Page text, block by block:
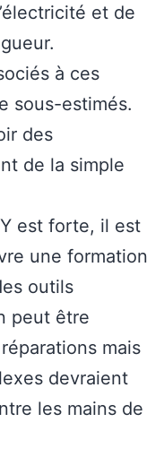
et de
à ces
sous-estimés.
des
de la simple
est forte, il est
une formation
outils
peut être
mais
devraient
les mains de